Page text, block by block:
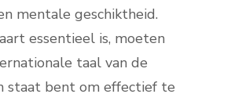
mentale geschiktheid.
essentieel is, moeten
taal van de
staat bent om effectief te